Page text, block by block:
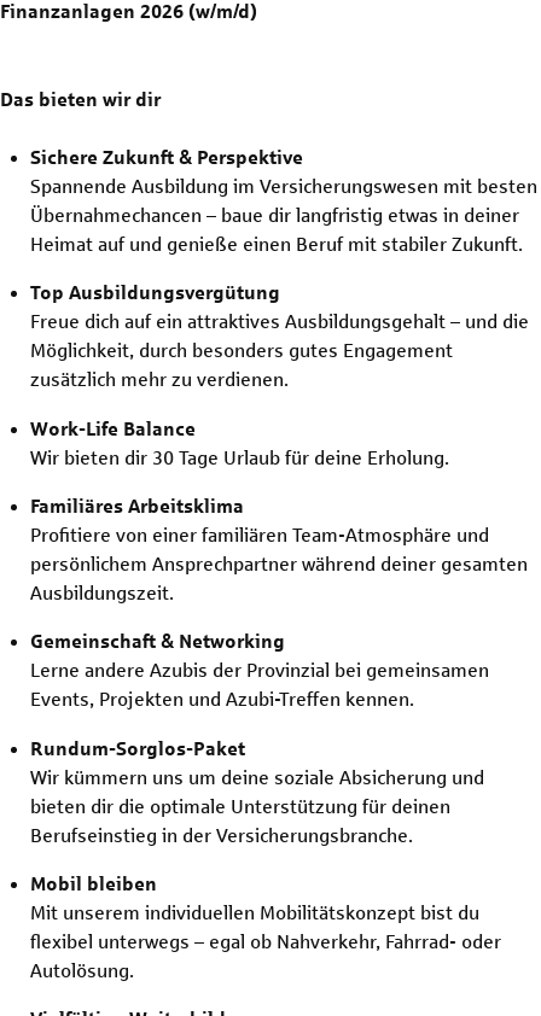
Finanzanlagen 2026 (w/m/d)
Das bieten wir dir
Sichere Zukunft & Perspektive
Spannende Ausbildung im Versicherungswesen mit besten
Übernahmechancen – baue dir langfristig etwas in deiner
Heimat auf und genieße einen Beruf mit stabiler Zukunft.
Top Ausbildungsvergütung
Freue dich auf ein attraktives Ausbildungsgehalt – und die
Möglichkeit, durch besonders gutes Engagement
zusätzlich mehr zu verdienen.
Work-Life Balance
Wir bieten dir 30 Tage Urlaub für deine Erholung.
Familiäres Arbeitsklima
Profitiere von einer familiären Team-Atmosphäre und
persönlichem Ansprechpartner während deiner gesamten
Ausbildungszeit.
Gemeinschaft & Networking
Lerne andere Azubis der Provinzial bei gemeinsamen
Events, Projekten und Azubi-Treffen kennen.
Rundum-Sorglos-Paket
Wir kümmern uns um deine soziale Absicherung und
bieten dir die optimale Unterstützung für deinen
Berufseinstieg in der Versicherungsbranche.
Mobil bleiben
Mit unserem individuellen Mobilitätskonzept bist du
flexibel unterwegs – egal ob Nahverkehr, Fahrrad- oder
Autolösung.